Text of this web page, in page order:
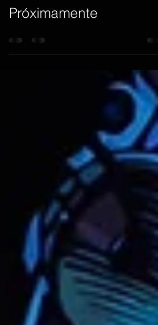
Próximamente